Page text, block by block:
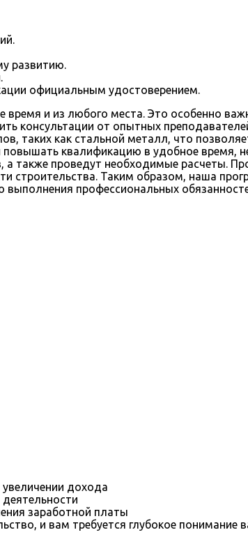
развитию.
официальным удостоверением.
время и из любого места. Это особенно
консультации от опытных
таких как стальной металл, что
квалификацию в удобное время,
а также проведут необходимые расчеты.
строительства. Таким образом, наша
профессиональных
дохода
заработной платы
и вам требуется глубокое понимание